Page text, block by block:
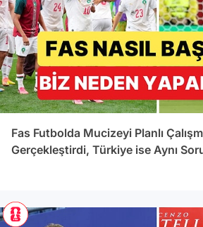
Fas Futbolda Mucizeyi Planlı
Gerçekleştirdi, Türkiye ise Aynı